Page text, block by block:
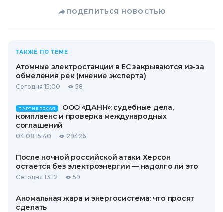
ПОДЕЛИТЬСЯ НОВОСТЬЮ
ТАКЖЕ ПО ТЕМЕ
Атомные электростанции в ЕС закрываются из-за
обмеления рек (мнение эксперта)
Сегодня 15:00 58
ПАРТНЕРСКАЯ
ООО «ДАНН»: судебные дела,
комплаенс и проверка международных
соглашений
04.08 15:40 29426
После ночной российской атаки Херсон
остается без электроэнергии — надолго ли это
Сегодня 13:12 59
Аномальная жара и энергосистема: что просят
сделать